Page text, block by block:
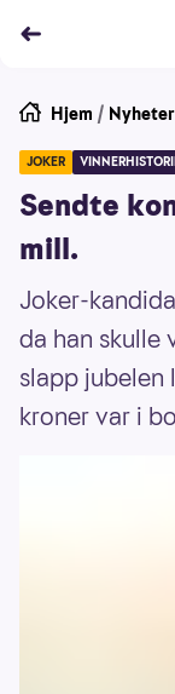
Hjem / Nyheter
JOKER
Sendte
mill.
Joker-
da han skulle
slapp jubelen
kroner var i